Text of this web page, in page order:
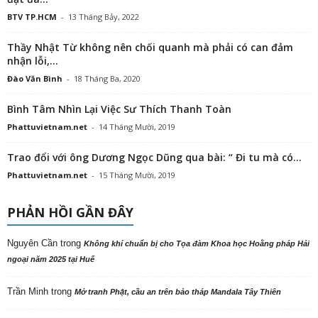
BTV TP.HCM - 13 Tháng Bảy, 2022
Thầy Nhật Từ không nên chối quanh mà phải có can đảm
nhận lỗi,...
Đào Văn Bình - 18 Tháng Ba, 2020
Bình Tâm Nhìn Lại Việc Sư Thích Thanh Toàn
Phattuvietnam.net - 14 Tháng Mười, 2019
Trao đổi với ông Dương Ngọc Dũng qua bài: “ Đi tu mà có...
Phattuvietnam.net - 15 Tháng Mười, 2019
PHẢN HỒI GẦN ĐÂY
Nguyên Cần trong Không khí chuẩn bị cho Tọa đàm Khoa học Hoằng pháp Hải
ngoại năm 2025 tại Huế
Trần Minh trong Mở tranh Phật, cầu an trên bảo tháp Mandala Tây Thiên